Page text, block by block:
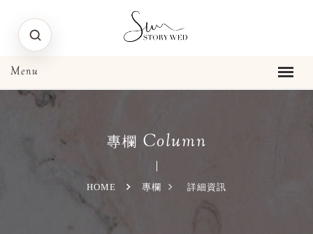
專欄 Column
HOME 專欄 詳細資訊